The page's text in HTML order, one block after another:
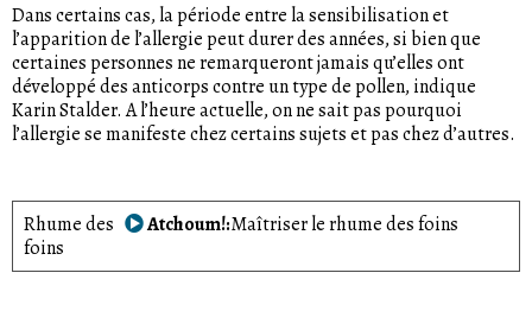
Dans certains cas, la période entre la sensibilisation et
l’apparition de l’allergie peut durer des années, si bien que
certaines personnes ne remarqueront jamais qu’elles ont
développé des anticorps contre un type de pollen, indique
Karin Stalder. A l’heure actuelle, on ne sait pas pourquoi
l’allergie se manifeste chez certains sujets et pas chez d’autres.
Rhume des
foins
Atchoum! Maîtriser le rhume des foins